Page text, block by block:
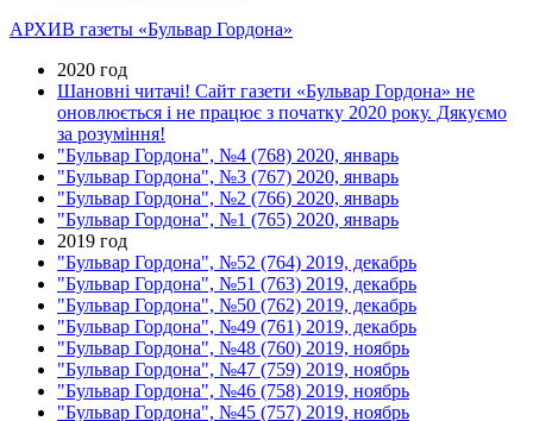
АРХИВ газеты «Бульвар Гордона»
2020 год
Шановні читачі! Сайт газети «Бульвар Гордона» не
оновлюється і не працює з початку 2020 року. Дякуємо
за розуміння!
"Бульвар Гордона", №4 (768) 2020, январь
"Бульвар Гордона", №3 (767) 2020, январь
"Бульвар Гордона", №2 (766) 2020, январь
"Бульвар Гордона", №1 (765) 2020, январь
2019 год
"Бульвар Гордона", №52 (764) 2019, декабрь
"Бульвар Гордона", №51 (763) 2019, декабрь
"Бульвар Гордона", №50 (762) 2019, декабрь
"Бульвар Гордона", №49 (761) 2019, декабрь
"Бульвар Гордона", №48 (760) 2019, ноябрь
"Бульвар Гордона", №47 (759) 2019, ноябрь
"Бульвар Гордона", №46 (758) 2019, ноябрь
"Бульвар Гордона", №45 (757) 2019, ноябрь